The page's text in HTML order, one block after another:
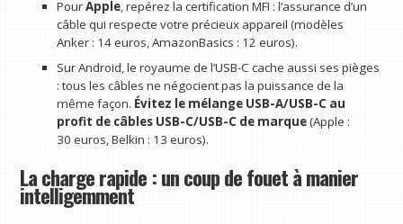
PourApple, repérez la certification MFI : l’assurance d’un
câble qui respecte votre précieux appareil (modèles
Anker : 14 euros, AmazonBasics : 12 euros).
Sur Android, le royaume de l’USB-C cache aussi ses pièges
: tous les câbles ne négocient pas la puissance de la
même façon. Évitez le mélange USB-A/USB-C au
profit de câbles USB-C/USB-C de marque(Apple :
30 euros, Belkin : 13 euros).
La charge rapide : un coup de fouet à manier
intelligemment